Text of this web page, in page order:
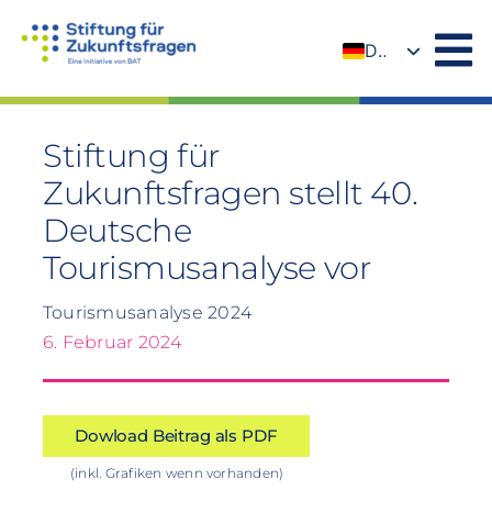
Inhalt
DE
Stiftung für
Zukunftsfragen stellt 40.
Deutsche
Tourismusanalyse vor
Tourismusanalyse 2024
6. Februar 2024
Dowload Beitrag als PDF
(inkl. Grafiken wenn vorhanden)